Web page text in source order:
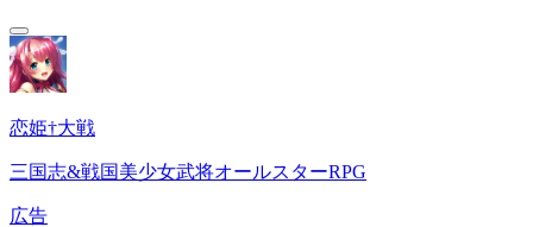
恋姫†大戦
三国志&戦国美少女武将オールスターRPG
広告